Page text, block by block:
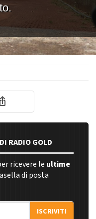
RADIO GOLD
ricevere le ultime
di posta
ISCRIVITI